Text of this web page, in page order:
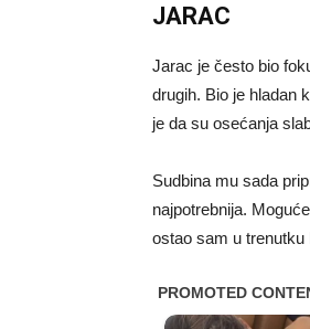
JARAC
Jarac je često bio
drugih. Bio je hladan
je da su osećanja
Sudbina mu sada
najpotrebnija.
ostao sam u trenutku